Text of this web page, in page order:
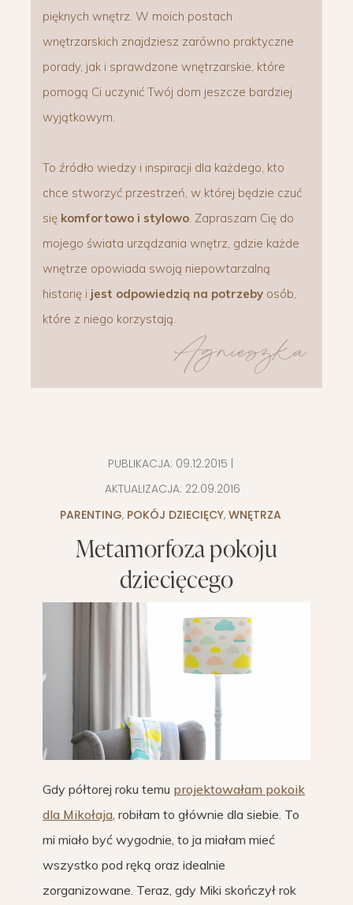
pięknych wnętrz. W moich postach
wnętrzarskich znajdziesz zarówno praktyczne
porady, jak i sprawdzone wnętrzarskie, które
pomogą Ci uczynić Twój dom jeszcze bardziej
wyjątkowym.
To źródło wiedzy i inspiracji dla każdego, kto
chce stworzyć przestrzeń, w której będzie czuć
się komfortowo i stylowo. Zapraszam Cię do
mojego świata urządzania wnętrz, gdzie każde
wnętrze opowiada swoją niepowtarzalną
historię i jest odpowiedzią na potrzeby osób,
które z niego korzystają.
PUBLIKACJA: 09.12.2015
AKTUALIZACJA: 22.09.2016
PARENTING, POKÓJ DZIECIĘCY, WNĘTRZA
Metamorfoza pokoju
dziecięcego
Gdy półtorej roku temu projektowałam pokoik
dla Mikołaja , robiłam to głównie dla siebie. To
mi miało być wygodnie, to ja miałam mieć
wszystko pod ręką oraz idealnie
zorganizowane. Teraz, gdy Miki skończył rok